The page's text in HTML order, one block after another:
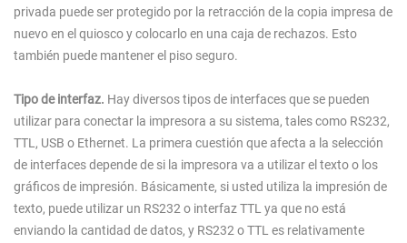
privada puede ser protegido por la retracción de la copia impresa de
nuevo en el quiosco y colocarlo en una caja de rechazos. Esto
también puede mantener el piso seguro.
Tipo de interfaz. Hay diversos tipos de interfaces que se pueden
utilizar para conectar la impresora a su sistema, tales como RS232,
TTL, USB o Ethernet. La primera cuestión que afecta a la selección
de interfaces depende de si la impresora va a utilizar el texto o los
gráficos de impresión. Básicamente, si usted utiliza la impresión de
texto, puede utilizar un RS232 o interfaz TTL ya que no está
enviando la cantidad de datos, y RS232 o TTL es relativamente